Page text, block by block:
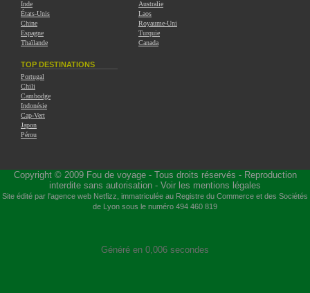
Inde
États-Unis
Chine
Espagne
Thaïlande
Australie
Laos
Royaume-Uni
Turquie
Canada
TOP DESTINATIONS
Portugal
Chili
Cambodge
Indonésie
Cap-Vert
Japon
Pérou
Copyright © 2009 Fou de voyage- Tous droits réservés - Reproduction
interdite sans autorisation - Voir les mentions légales
Site édité par l'agence web Netfizz , immatriculée au Registre du Commerce et des Sociétés
de Lyon sous le numéro 494 460 819
Généré en 0,006 secondes